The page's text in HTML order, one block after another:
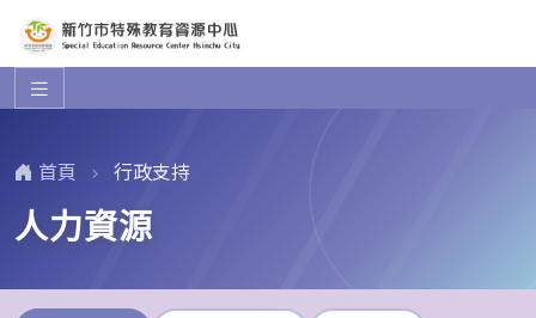
首頁 行政支持
人力資源